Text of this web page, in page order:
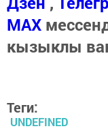
МАХ
кызыклы
Теги:
UNDEFINED